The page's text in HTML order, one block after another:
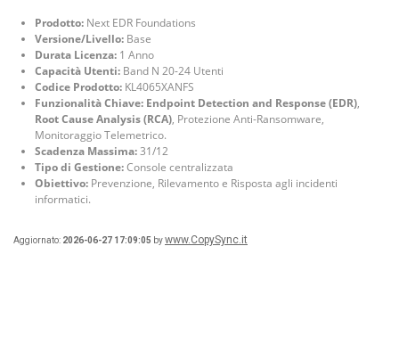
Prodotto: Next EDR Foundations
Versione/Livello: Base
Durata Licenza: 1 Anno
Capacità Utenti: Band N 20-24 Utenti
Codice Prodotto: KL4065XANFS
Funzionalità Chiave: Endpoint Detection and Response (EDR),
Root Cause Analysis (RCA), Protezione Anti-Ransomware,
Monitoraggio Telemetrico.
Scadenza Massima:31/12
Tipo di Gestione:Console centralizzata
Obiettivo: Prevenzione, Rilevamento e Risposta agli incidenti
informatici.
Aggiornato: 2026-06-27 17:09:05 bywww.CopySync.it